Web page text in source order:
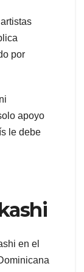
por
apoyo
le debe
en el